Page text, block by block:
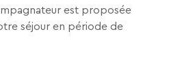
est proposée
séjour en période de